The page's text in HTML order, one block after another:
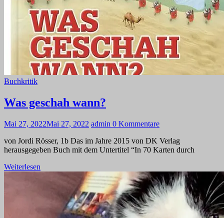
Buchkritik
Was geschah wann?
Mai 27, 2022Mai 27, 2022 admin 0 Kommentare
von Jordi Rösser, 1b Das im Jahre 2015 von DK Verlag
herausgegeben Buch mit dem Untertitel “In 70 Karten durch
Weiterlesen